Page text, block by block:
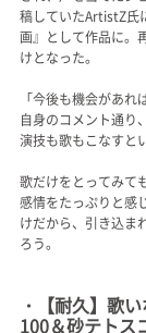
稿していたArtistZ氏
画』として作品に。
けとなった。
「今後も機会があ
自身のコメント通り
演技も歌もこなすと
歌だけをとってみて
感情をたっぷりと感
けだから、引き込ま
ろう。
・【耐久】歌
100＆砂テトス